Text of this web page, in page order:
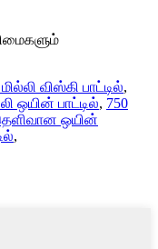
விஸ்கி பாட்டில்,
ஒயின் பாட்டில், 750
ஒயின்
,